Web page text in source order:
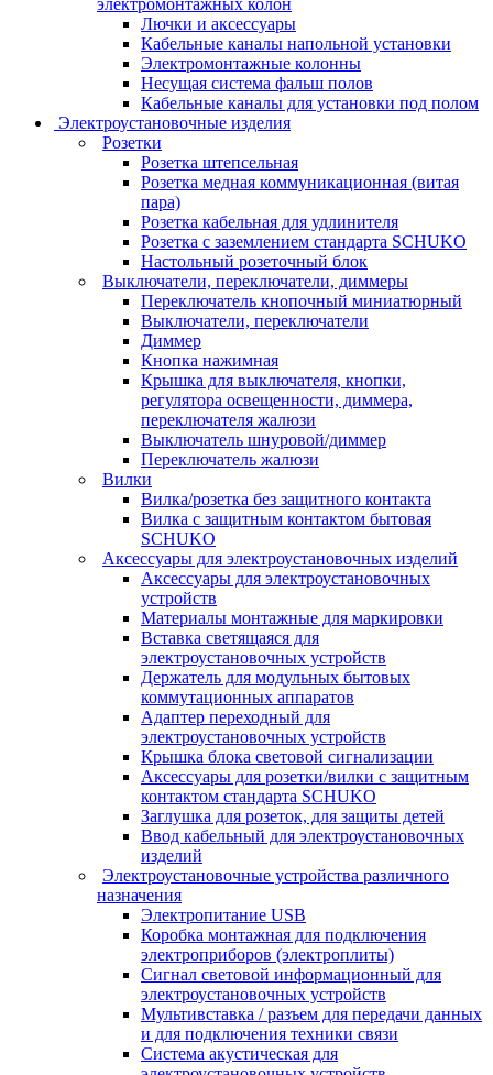
электромонтажных колон
Лючки и аксессуары
Кабельные каналы напольной установки
Электромонтажные колонны
Несущая система фальш полов
Кабельные каналы для установки под полом
Электроустановочные изделия
Розетки
Розетка штепсельная
Розетка медная коммуникационная (витая
пара)
Розетка кабельная для удлинителя
Розетка с заземлением стандарта SCHUKO
Настольный розеточный блок
Выключатели, переключатели, диммеры
Переключатель кнопочный миниатюрный
Выключатели, переключатели
Диммер
Кнопка нажимная
Крышка для выключателя, кнопки,
регулятора освещенности, диммера,
переключателя жалюзи
Выключатель шнуровой/диммер
Переключатель жалюзи
Вилки
Вилка/розетка без защитного контакта
Вилка с защитным контактом бытовая
SCHUKO
Аксессуары для электроустановочных изделий
Аксессуары для электроустановочных
устройств
Материалы монтажные для маркировки
Вставка светящаяся для
электроустановочных устройств
Держатель для модульных бытовых
коммутационных аппаратов
Адаптер переходный для
электроустановочных устройств
Крышка блока световой сигнализации
Аксессуары для розетки/вилки с защитным
контактом стандарта SCHUKO
Заглушка для розеток, для защиты детей
Ввод кабельный для электроустановочных
изделий
Электроустановочные устройства различного
назначения
Электропитание USB
Коробка монтажная для подключения
электроприборов (электроплиты)
Сигнал световой информационный для
электроустановочных устройств
Мультивставка / разъем для передачи данных
и для подключения техники связи
Система акустическая для